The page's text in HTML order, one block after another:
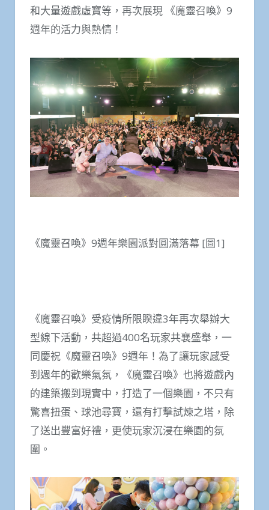
和大量遊戲虛寶等，再次展現 《魔靈召喚》9
週年的活力與熱情！
《魔靈召喚》9週年樂園派對圓滿落幕 [圖1]
《魔靈召喚》受疫情所限睽違3年再次舉辦大
型線下活動，共超過400名玩家共襄盛舉，一
同慶祝《魔靈召喚》9週年！為了讓玩家感受
到週年的歡樂氣氛，《魔靈召喚》也將遊戲內
的建築搬到現實中，打造了一個樂園，不只有
驚喜扭蛋、球池尋寶，還有打擊試煉之塔，除
了送出豐富好禮，更使玩家沉浸在樂園的氛
圍。